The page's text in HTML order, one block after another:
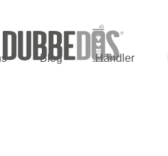
Blog Händler